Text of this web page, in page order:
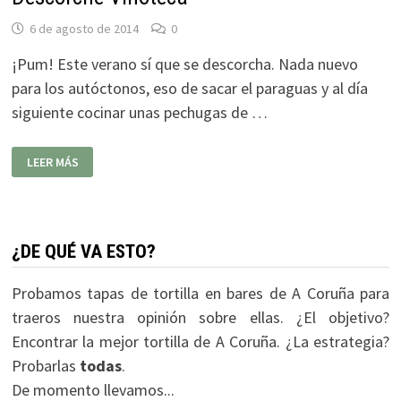
6 de agosto de 2014 0
¡Pum! Este verano sí que se descorcha. Nada nuevo
para los autóctonos, eso de sacar el paraguas y al día
siguiente cocinar unas pechugas de …
DESCORCHE
VINOTECA
LEER MÁS
¿DE QUÉ VA ESTO?
Probamos tapas de tortilla en bares de A Coruña para
traeros nuestra opinión sobre ellas. ¿El objetivo?
Encontrar la mejor tortilla de A Coruña. ¿La estrategia?
Probarlas todas.
De momento llevamos...